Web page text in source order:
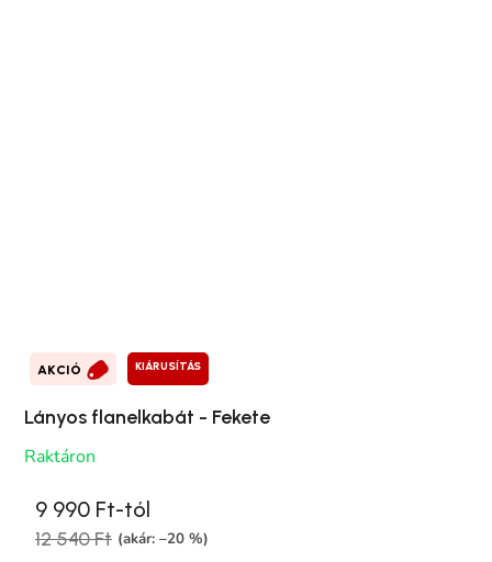
AKCIÓ KIÁRUSÍTÁS
Lányos flanelkabát - Fekete
Raktáron
9 990 Ft-tól
12 540 Ft (akár: –20 %)